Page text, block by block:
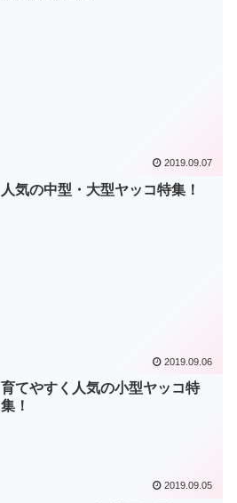
2019.09.07
人気の中型・大型ヤッコ特集！
2019.09.06
育てやすく人気の小型ヤッコ特
集！
2019.09.05